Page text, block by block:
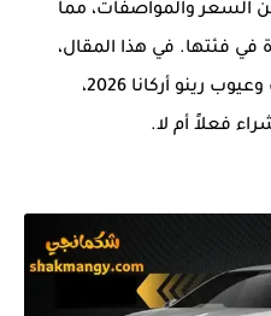
السعر والمواصفات، مما
في فئتها. في هذا المقال،
سنستعرض بالتفصيل مميزات وعيوب رينو أركانا 2026،
فعلاً أم لا.